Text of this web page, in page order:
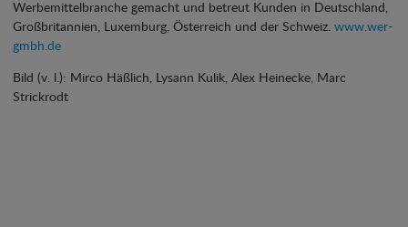
Werbemittelbranche gemacht und betreut Kunden in Deutschland,
Großbritannien, Luxemburg, Österreich und der Schweiz. www.wer-
gmbh.de
Bild (v. l.): Mirco Häßlich, Lysann Kulik, Alex Heinecke, Marc
Strickrodt